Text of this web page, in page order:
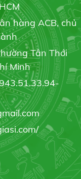
quả bất ngời
thu hoạch
caphe nhiểm sương
hàng ACB, chủ
Tân Thới
Minh